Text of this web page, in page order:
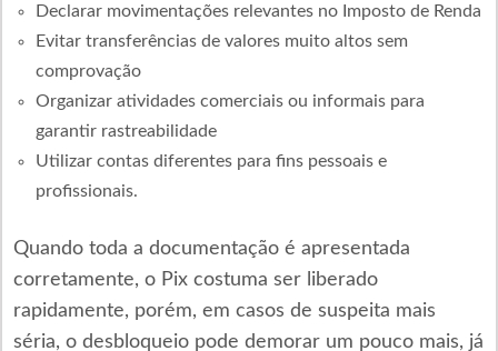
Declarar movimentações relevantes no Imposto de Renda
Evitar transferências de valores muito altos sem
comprovação
Organizar atividades comerciais ou informais para
garantir rastreabilidade
Utilizar contas diferentes para fins pessoais e
profissionais.
Quando toda a documentação é apresentada
corretamente, o Pix costuma ser liberado
rapidamente, porém, em casos de suspeita mais
séria, o desbloqueio pode demorar um pouco mais, já